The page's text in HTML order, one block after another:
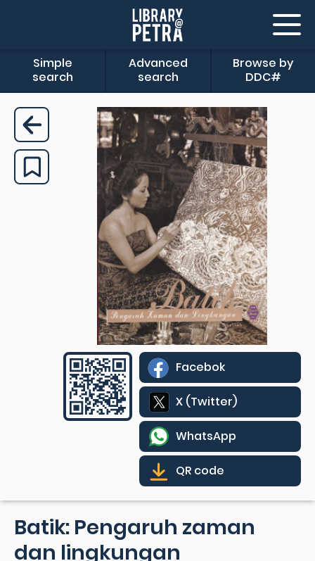
Simple
search
Advanced
search
Browse by
DDC#
Facebok
X (Twitter)
WhatsApp
QR code
Batik: Pengaruh zaman
dan lingkungan